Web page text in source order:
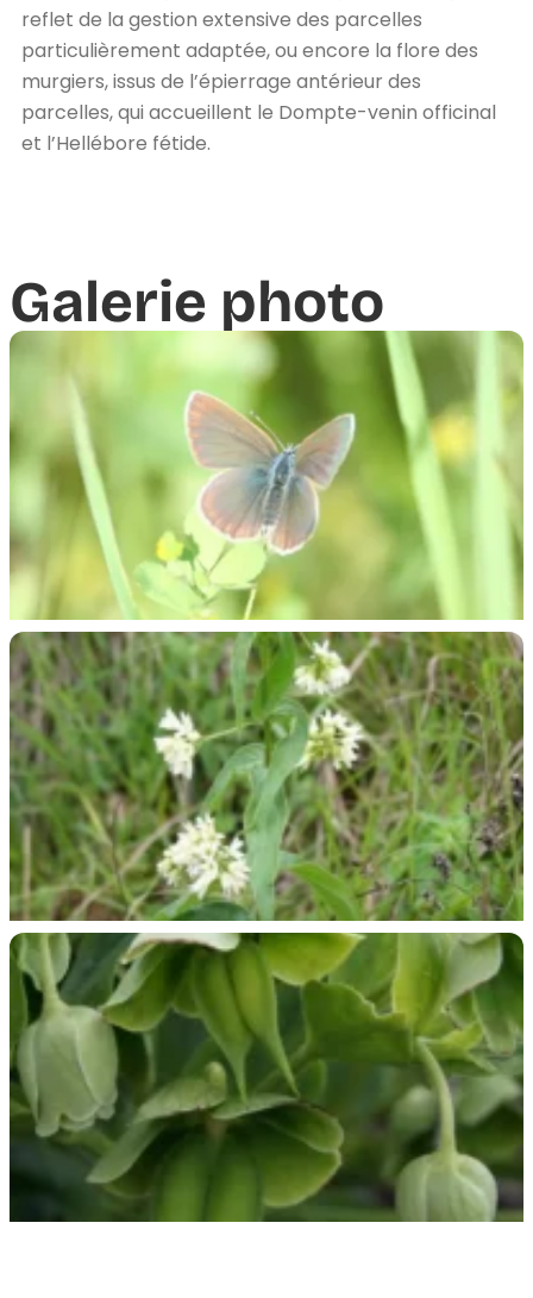
reflet de la gestion extensive des parcelles
particulièrement adaptée, ou encore la flore des
murgiers, issus de l’épierrage antérieur des
parcelles, qui accueillent le Dompte-venin officinal
et l’Hellébore fétide.
Galerie photo